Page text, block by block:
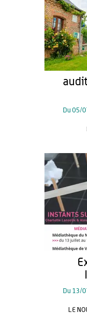
Du05/
Du 13/
LE